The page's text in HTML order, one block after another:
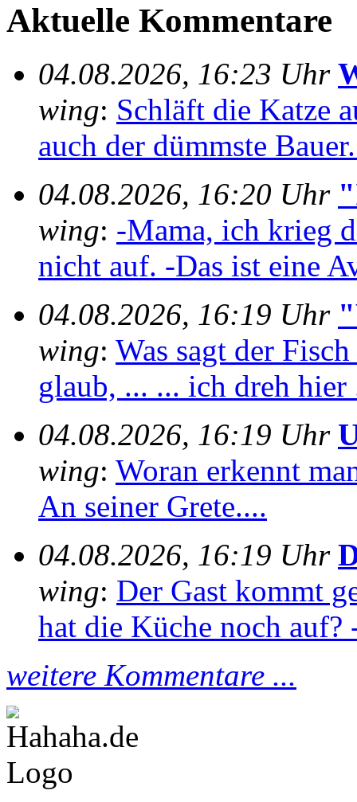
Aktuelle Kommentare
04.08.2026, 16:23 Uhr
wing: Schläft die Katze
auch der dümmste
04.08.2026, 16:20 Uhr
wing: -Mama, ich krieg
nicht auf. -Das ist eine
04.08.2026, 16:19 Uhr
wing: Was sagt der
glaub, ... ... ich dreh hier
04.08.2026, 16:19 Uhr
wing: Woran erkennt
An seiner Grete....
04.08.2026, 16:19 Uhr
wing: Der Gast kommt
hat die Küche noch auf?
weitere Kommentare ...